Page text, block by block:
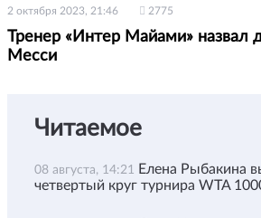
2 октября 2023, 21:46 2775
Тренер «Интер Майами» назвал
Месси
Читаемое
08 августа, 14:21 Елена Рыбакина
четвертый круг турнира WTA